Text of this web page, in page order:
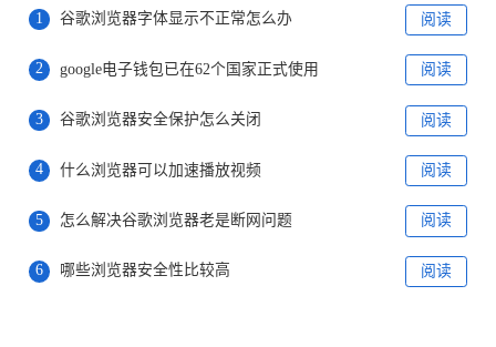
1 谷歌浏览器字体显示不正常怎么办 阅读
2 google电子钱包已在62个国家正式使用 阅读
3 谷歌浏览器安全保护怎么关闭 阅读
4 什么浏览器可以加速播放视频 阅读
5 怎么解决谷歌浏览器老是断网问题 阅读
6 哪些浏览器安全性比较高 阅读